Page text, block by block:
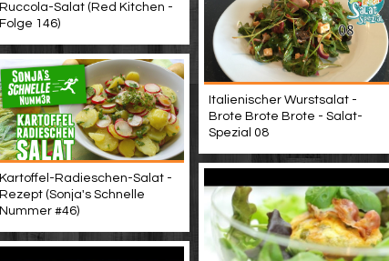
Ruccola-Salat (Red Kitchen -
Folge 146)
Italienischer Wurstsalat -
Brote Brote Brote - Salat-
Spezial 08
Kartoffel-Radieschen-Salat -
Rezept (Sonja's Schnelle
Nummer #46)